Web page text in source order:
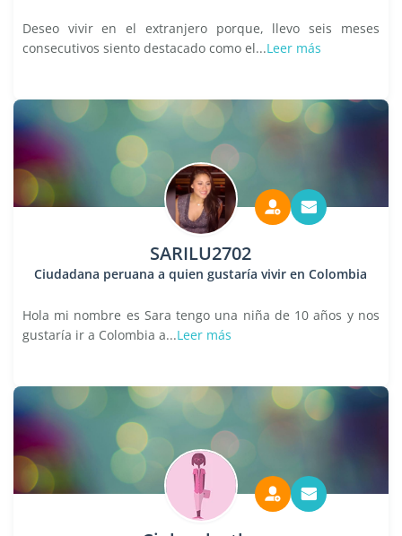
Deseo vivir en el extranjero porque, llevo seis meses
consecutivos siento destacado como el...Leer más
SARILU2702
Ciudadana peruana a quien gustaría vivir en Colombia
Hola mi nombre es Sara tengo una niña de 10 años y nos
gustaría ir a Colombia a...Leer más